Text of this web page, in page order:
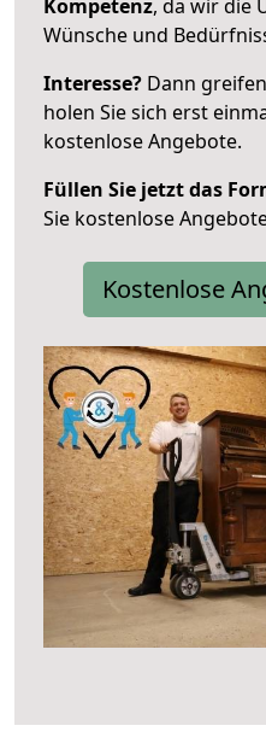
Kompetenz, da wir die
Wünsche und
Interesse? Dann
holen Sie sich erst
kostenlose Angebote.
Füllen Sie jetzt das
Sie kostenlose
Kostenlose